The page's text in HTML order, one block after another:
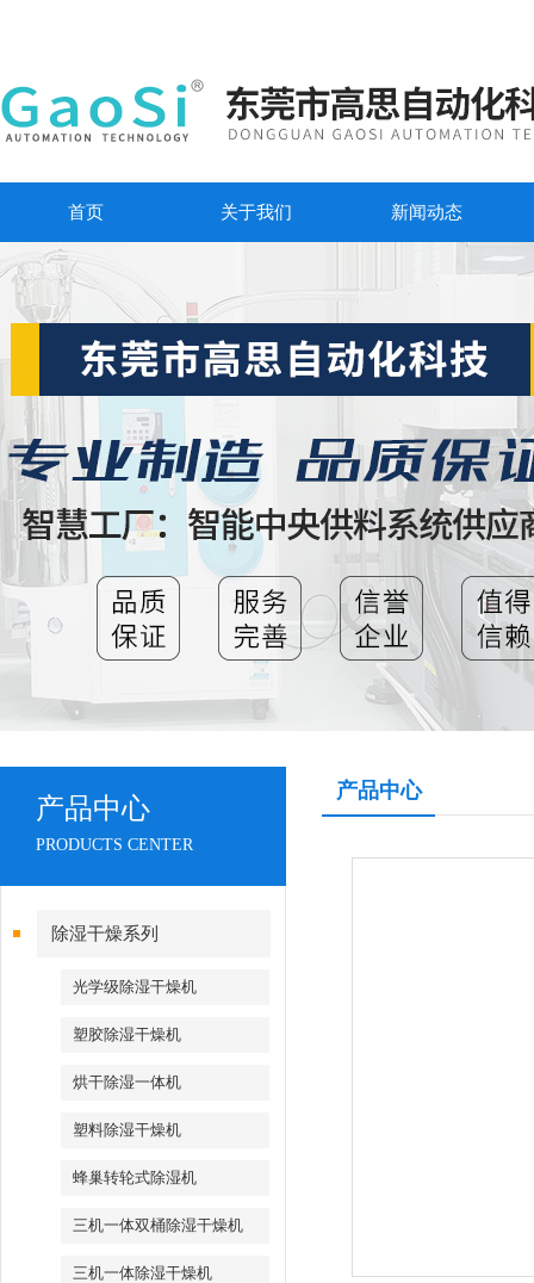
首页 关于我们 新闻动态
产品中心
PRODUCTS CENTER
除湿干燥系列
光学级除湿干燥机
塑胶除湿干燥机
烘干除湿一体机
塑料除湿干燥机
蜂巢转轮式除湿机
三机一体双桶除湿干燥机
三机一体除湿干燥机
产品中心